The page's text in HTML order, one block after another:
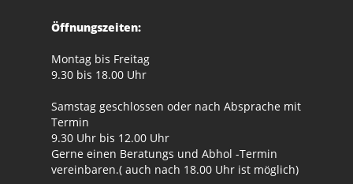
Öffnungszeiten:
Montag bis Freitag
9.30 bis 18.00 Uhr
Samstag geschlossen oder nach Absprache mit
Termin
9.30 Uhr bis 12.00 Uhr
Gerne einen Beratungs und Abhol -Termin
vereinbaren.( auch nach 18.00 Uhr ist möglich)